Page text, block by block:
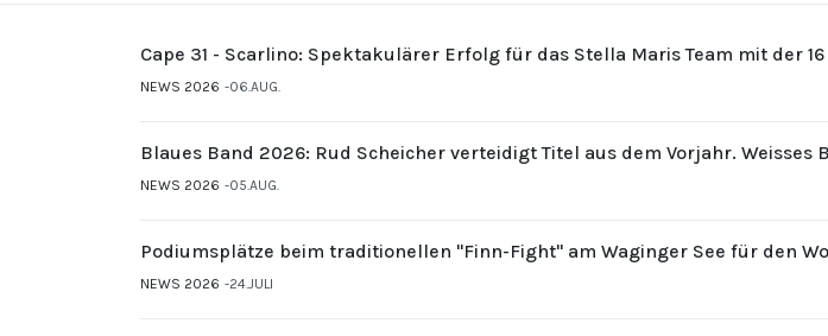
Cape 31 - Scarlino: Spektakulärer Erfolg für das Stella Maris Team mit der
NEWS 2026 06.AUG.
Blaues Band 2026: Rud Scheicher verteidigt Titel aus dem Vorjahr. Weisses
NEWS 2026 05.AUG.
Podiumsplätze beim traditionellen "Finn-Fight" am Waginger See für den
NEWS 2026 24.JULI